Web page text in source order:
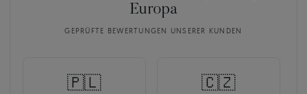
Europa
GEPRÜFTE BEWERTUNGEN UNSERER KUNDEN
🇵🇱 🇨🇿